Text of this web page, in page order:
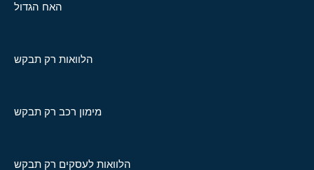
האח הגדול
הלוואות רק תבקש
מימון רכב רק תבקש
הלוואות לעסקים רק תבקש